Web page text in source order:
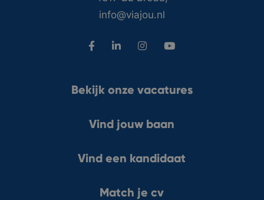
info@viajou.nl
Bekijk onze vacatures
Vind jouw baan
Vind een kandidaat
Match je cv